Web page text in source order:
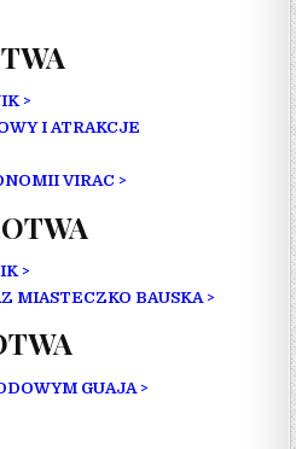
>
I ATRAKCJE
VIRAC >
>
MIASTECZKO BAUSKA >
GUAJA >